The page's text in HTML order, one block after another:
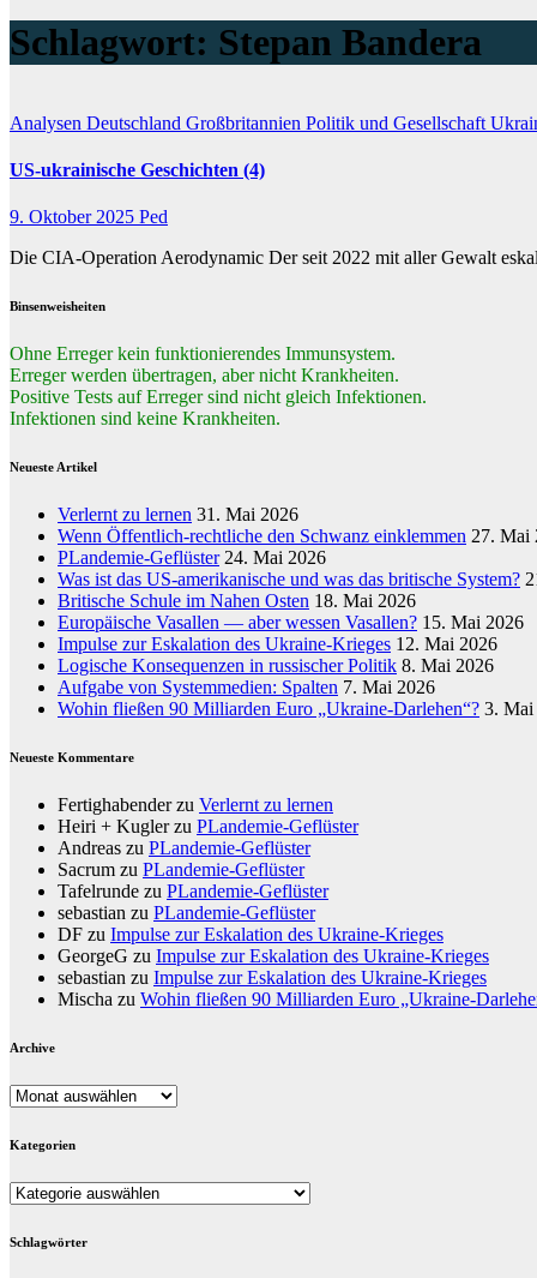
Schlagwort: Stepan Bandera
Analysen Deutschland Großbritannien Politik und Gesellschaft
US-ukrainische Geschichten (4)
9. Oktober 2025 Ped
Die CIA-Operation Aerodynamic Der seit 2022 mit aller Gewalt
Binsenweisheiten
Ohne Erreger kein funktionierendes Immunsystem.
Erreger werden übertragen, aber nicht Krankheiten.
Positive Tests auf Erreger sind nicht gleich Infektionen.
Infektionen sind keine Krankheiten.
Neueste Artikel
Verlernt zu lernen 31. Mai 2026
Wenn Öffentlich-rechtliche den Schwanz einklemmen 27. Mai
PLandemie-Geflüster 24. Mai 2026
Was ist das US-amerikanische und was das britische System?
Britische Schule im Nahen Osten 18. Mai 2026
Europäische Vasallen — aber wessen Vasallen? 15. Mai 2026
Impulse zur Eskalation des Ukraine-Krieges 12. Mai 2026
Logische Konsequenzen in russischer Politik 8. Mai 2026
Aufgabe von Systemmedien: Spalten 7. Mai 2026
Wohin fließen 90 Milliarden Euro „Ukraine-Darlehen“? 3. Mai
Neueste Kommentare
Fertighabenderzu Verlernt zu lernen
Heiri + Kuglerzu PLandemie-Geflüster
Andreas zu PLandemie-Geflüster
Sacrum zu PLandemie-Geflüster
Tafelrunde zu PLandemie-Geflüster
sebastian zu PLandemie-Geflüster
DF zu Impulse zur Eskalation des Ukraine-Krieges
GeorgeG zu Impulse zur Eskalation des Ukraine-Krieges
sebastian zu Impulse zur Eskalation des Ukraine-Krieges
Mischa zu Wohin fließen 90 Milliarden Euro „Ukraine-
Archive
Archive
Kategorien
Kategorien
Schlagwörter